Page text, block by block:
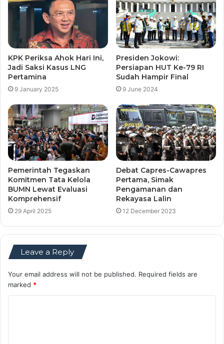
KPK Periksa Ahok Hari Ini,
Jadi Saksi Kasus LNG
Pertamina
9 January 2025
Presiden Jokowi:
Persiapan HUT Ke-79 RI
Sudah Hampir Final
9 June 2024
Pemerintah Tegaskan
Komitmen Tata Kelola
BUMN Lewat Evaluasi
Komprehensif
29 April 2025
Debat Capres-Cawapres
Pertama, Simak
Pengamanan dan
Rekayasa Lalin
12 December 2023
Leave a Reply
Your email address will not be published. Required fields are
marked *